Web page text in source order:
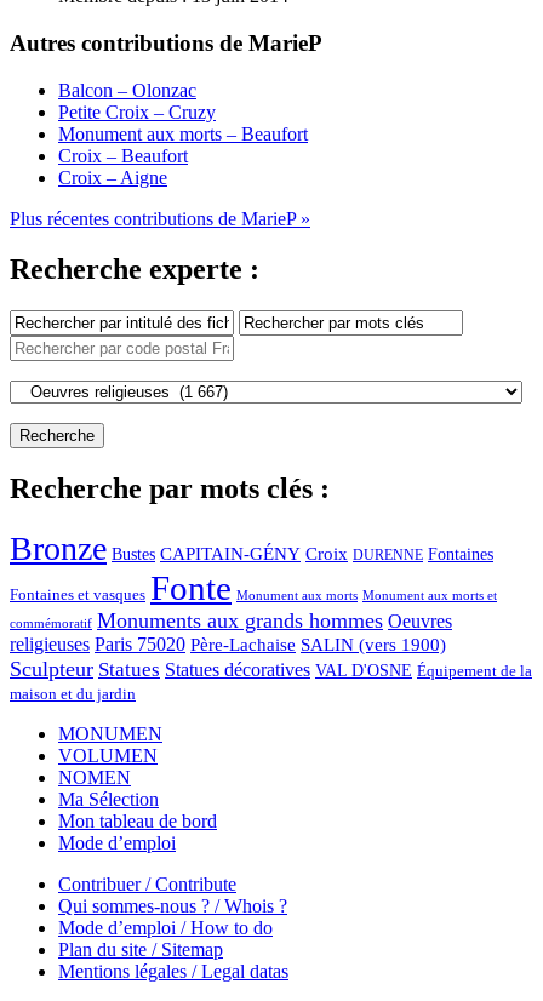
Autres contributions de MarieP
Balcon – Olonzac
Petite Croix – Cruzy
Monument aux morts – Beaufort
Croix – Beaufort
Croix – Aigne
Plus récentes contributions de MarieP »
Recherche experte :
Recherche par mots clés :
Bronze Bustes CAPITAIN-GÉNY Croix DURENNE Fontaines
Fontaines et vasques Fonte Monument aux morts Monument aux morts et
commémoratif Monuments aux grands hommes Oeuvres
religieuses Paris 75020 Père-Lachaise SALIN (vers 1900)
Sculpteur Statues Statues décoratives VAL D'OSNE Équipement de la
maison et du jardin
MONUMEN
VOLUMEN
NOMEN
Ma Sélection
Mon tableau de bord
Mode d’emploi
Contribuer / Contribute
Qui sommes-nous ? / Whois ?
Mode d’emploi / How to do
Plan du site / Sitemap
Mentions légales / Legal datas